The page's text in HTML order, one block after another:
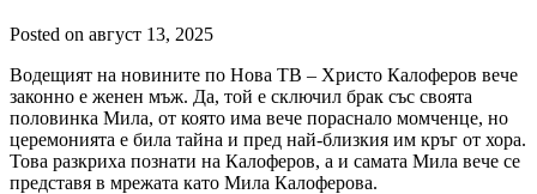
Posted on август 13, 2025
Водещият на новините по Нова ТВ – Христо Калоферов вече
законно е женен мъж. Да, той е сключил брак със своята
половинка Мила, от която има вече пораснало момченце, но
церемонията е била тайна и пред най-близкия им кръг от хора.
Това разкриха познати на Калоферов, а и самата Мила вече се
представя в мрежата като Мила Калоферова.